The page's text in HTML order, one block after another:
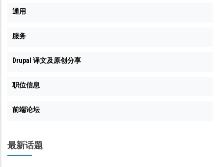
通用
服务
Drupal 译文及原创分享
职位信息
前端论坛
最新话题